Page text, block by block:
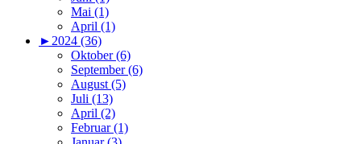
Mai (1)
April (1)
► 2024 (36)
Oktober (6)
September (6)
August (5)
Juli (13)
April (2)
Februar (1)